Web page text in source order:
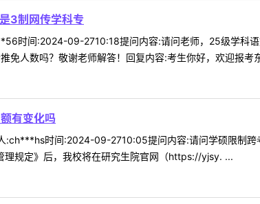
3制网传学科专
时间:2024-09-2710:18提问内容:请问老师，25级学科
免人数吗？敬谢老师解答！回复内容:考生你好，欢迎报考
有变化吗
:ch***hs时间:2024-09-2710:05提问内容:请问学硕限制
规定》后，我校将在研究生院官网（https://yjsy. ...